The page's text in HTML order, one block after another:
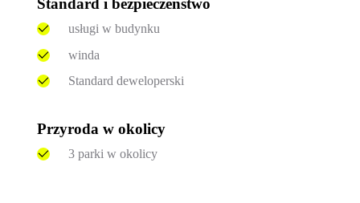
Standard i bezpieczeństwo
usługi w budynku
winda
Standard deweloperski
Przyroda w okolicy
3 parki w okolicy